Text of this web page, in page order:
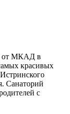
от МКАД в
красивых
Санаторий
с